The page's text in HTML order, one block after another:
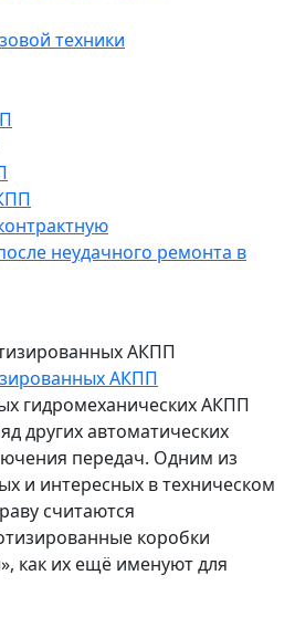
техники
неудачного ремонта в
АКПП
гидромеханических АКПП
других автоматических
передач. Одним из
и интересных в техническом
считаются
коробки
как их ещё именуют для